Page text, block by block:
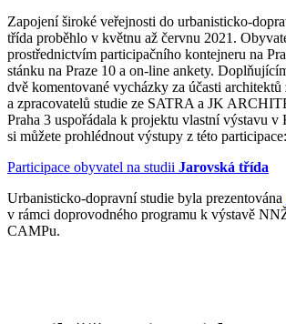
Zapojení široké veřejnosti do urbanisticko-
třída proběhlo v květnu až červnu 2021.
prostřednictvím participačního kontejneru na
stánku na Praze 10 a on-line ankety.
dvě komentované vycházky za účasti architektů
a zpracovatelů studie ze SATRA a JK
Praha 3 uspořádala k projektu vlastní výstavu
si můžete prohlédnout výstupy z této participace:
Participace obyvatel na studii Jarovská třída
Urbanisticko-dopravní studie byla prezentována
v rámci doprovodného programu k výstavě
CAMPu.